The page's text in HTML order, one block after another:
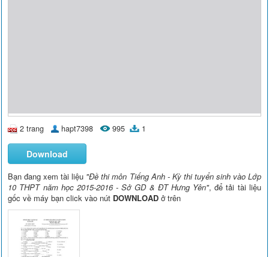
2 trang hapt7398 995 1
Download
Bạn đang xem tài liệu "Đề thi môn Tiếng Anh - Kỳ thi tuyển sinh vào Lớp
10 THPT năm học 2015-2016 - Sở GD & ĐT Hưng Yên", để tải tài liệu
gốc về máy bạn click vào nút DOWNLOAD ở trên